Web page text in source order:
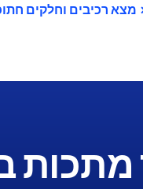
מצא רכיבים וחלקים